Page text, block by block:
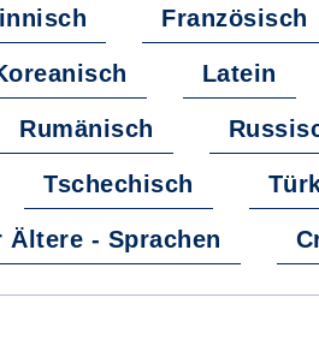
Französisch
Latein
Rumänisch
Tschechisch
Ältere - Sprachen